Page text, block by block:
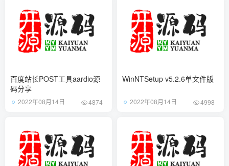
百度站长POST工具aardio源
码分享
2022年08月14日 4874
WinNTSetup v5.2.6单文件版
2022年08月14日 4998